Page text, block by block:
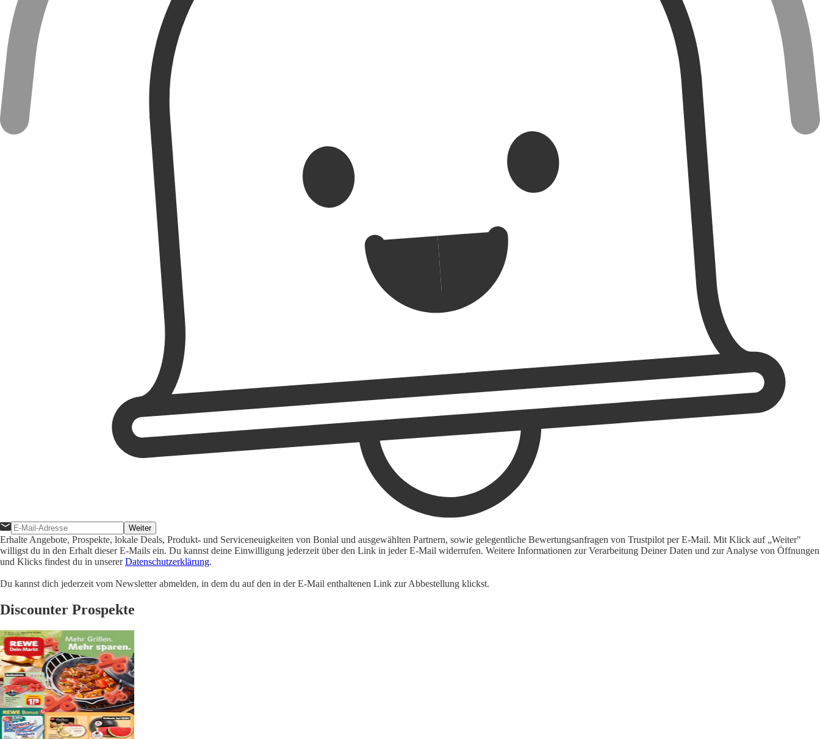
Weiter
Erhalte Angebote, Prospekte, lokale Deals, Produkt- und Serviceneuigkeiten von Bonial und ausgewählten Partnern, sowie gelegentliche Bewertungsanfragen von Trustpilot per E-Mail. Mit Klick auf „Weiter"
willigst du in den Erhalt dieser E-Mails ein. Du kannst deine Einwilligung jederzeit über den Link in jeder E-Mail widerrufen. Weitere Informationen zur Verarbeitung Deiner Daten und zur Analyse von Öffnungen
und Klicks findest du in unsererDatenschutzerklärung.
Du kannst dich jederzeit vom Newsletter abmelden, in dem du auf den in der E-Mail enthaltenen Link zur Abbestellung klickst.
Discounter Prospekte